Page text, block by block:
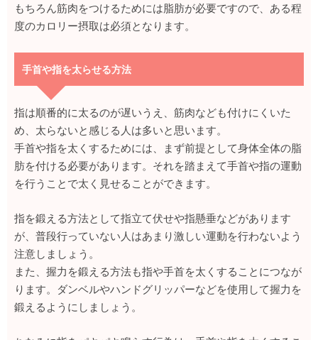
もちろん筋肉をつけるためには脂肪が必要ですので、ある程
度のカロリー摂取は必須となります。
手首や指を太らせる方法
指は順番的に太るのが遅いうえ、筋肉なども付けにくいた
め、太らないと感じる人は多いと思います。
手首や指を太くするためには、まず前提として身体全体の脂
肪を付ける必要があります。それを踏まえて手首や指の運動
を行うことで太く見せることができます。
指を鍛える方法として指立て伏せや指懸垂などがあります
が、普段行っていない人はあまり激しい運動を行わないよう
注意しましょう。
また、握力を鍛える方法も指や手首を太くすることにつなが
ります。ダンベルやハンドグリッパーなどを使用して握力を
鍛えるようにしましょう。